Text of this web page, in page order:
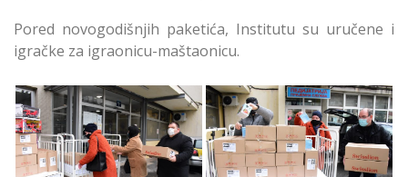
Pored novogodišnjih paketića, Institutu su uručene i
igračke za igraonicu-maštaonicu.
Paketići za Srpsku
Novu Godinu u
Zemunu
Paketići za Srpsku
Novu Godinu u
Zemunu